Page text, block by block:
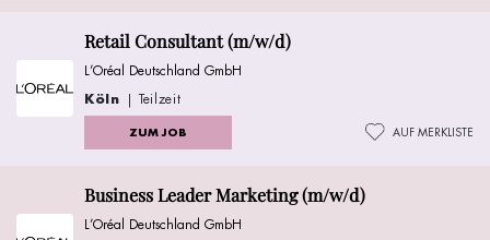
Retail Consultant (m/w/d)
L’Oréal Deutschland GmbH
Köln | Teilzeit
ZUM JOB AUF MERKLISTE
Business Leader Marketing (m/w/d)
L’Oréal Deutschland GmbH